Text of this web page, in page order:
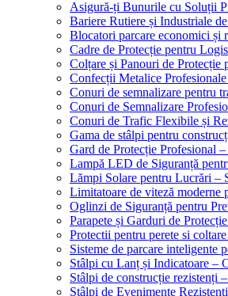
Asigură-ți Bunurile cu Soluții
Bariere Rutiere și Industriale
Blocatori parcare economici și
Cadre de Protecție pentru
Colțare și Panouri de Protecție
Confecții Metalice
Conuri de semnalizare pentru
Conuri de Semnalizare
Conuri de Trafic Flexibile și
Gama de stâlpi pentru
Gard de Protecție Profesional
Lampă LED de Siguranță
Lămpi Solare pentru Lucrări –
Limitatoare de viteză moderne
Oglinzi de Siguranță pentru
Parapete și Garduri de
Protectii pentru perete si
Sisteme de parcare inteligente
Stâlpi cu Lanț și Indicatoare –
Stâlpi de construcție rezistenți
Stâlpi de Evenimente